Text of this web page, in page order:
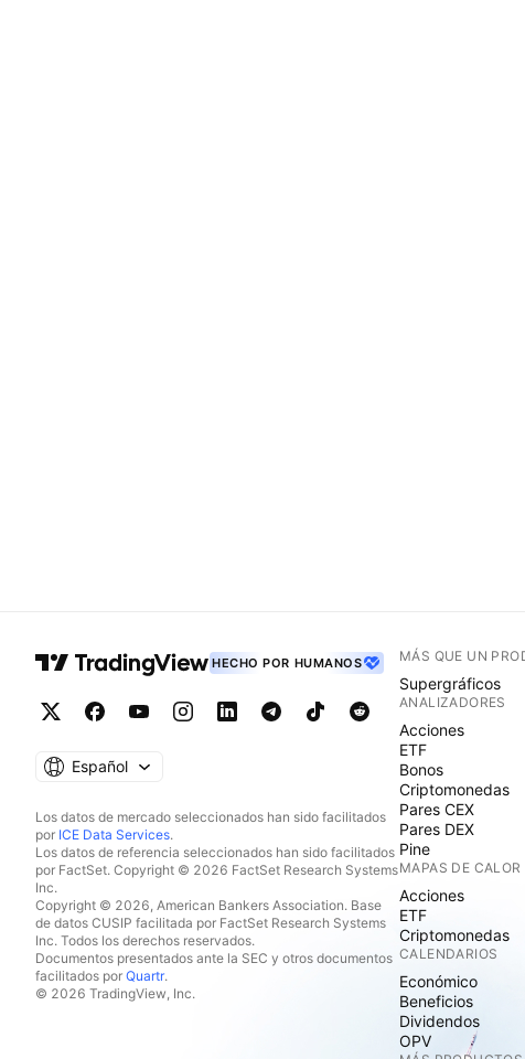
HECHO POR HUMANOS
Español
Los datos de mercado seleccionados han sido facilitados
por ICE Data Services.
Los datos de referencia seleccionados han sido facilitados
por FactSet. Copyright © 2026 FactSet Research Systems
Inc.
Copyright © 2026, American Bankers Association. Base
de datos CUSIP facilitada por FactSet Research Systems
Inc. Todos los derechos reservados.
Documentos presentados ante la SEC y otros documentos
facilitados por Quartr.
© 2026 TradingView, Inc.
MÁS QUE UN
Supergráficos
ANALIZADORES
Acciones
ETF
Bonos
Criptomonedas
Pares CEX
Pares DEX
Pine
MAPAS DE CALOR
Acciones
ETF
Criptomonedas
CALENDARIOS
Económico
Beneficios
Dividendos
OPV